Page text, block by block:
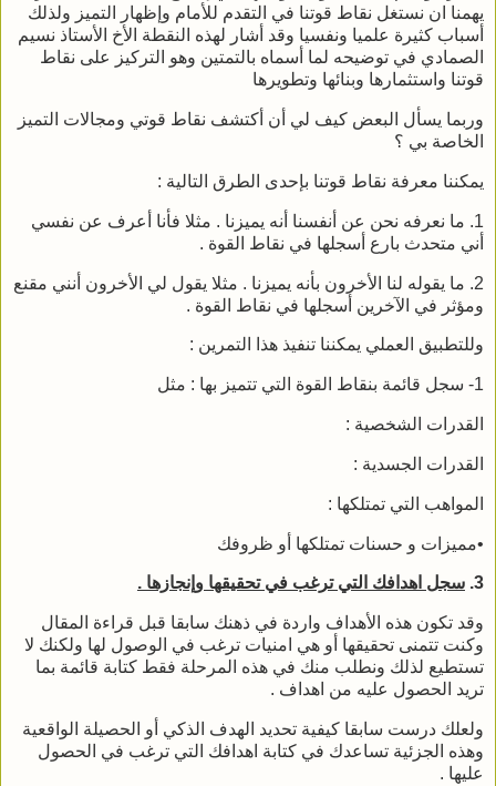
يهمنا ان نستغل نقاط قوتنا في التقدم للأمام وإظهار التميز ولذلك
أسباب كثيرة علميا ونفسيا وقد أشار لهذه النقطة الأخ الأستاذ نسيم
الصمادي في توضيحه لما أسماه بالتمتين وهو التركيز على نقاط
قوتنا واستثمارها وبنائها وتطويرها
وربما يسأل البعض كيف لي أن أكتشف نقاط قوتي ومجالات التميز
الخاصة بي ؟
يمكننا معرفة نقاط قوتنا بإحدى الطرق التالية :
1. ما نعرفه نحن عن أنفسنا أنه يميزنا . مثلا فأنا أعرف عن نفسي
أني متحدث بارع أسجلها في نقاط القوة .
2. ما يقوله لنا الأخرون بأنه يميزنا . مثلا يقول لي الأخرون أنني مقنع
ومؤثر في الآخرين أسجلها في نقاط القوة .
وللتطبيق العملي يمكننا تنفيذ هذا التمرين :
1- سجل قائمة بنقاط القوة التي تتميز بها : مثل
القدرات الشخصية :
القدرات الجسدية :
المواهب التي تمتلكها :
•مميزات و حسنات تمتلكها أو ظروفك
3. سجل اهدافك التي ترغب في تحقيقها وإنجازها .
وقد تكون هذه الأهداف واردة في ذهنك سابقا قبل قراءة المقال
وكنت تتمنى تحقيقها أو هي امنيات ترغب في الوصول لها ولكنك لا
تستطيع لذلك ونطلب منك في هذه المرحلة فقط كتابة قائمة بما
تريد الحصول عليه من اهداف .
ولعلك درست سابقا كيفية تحديد الهدف الذكي أو الحصيلة الواقعية
وهذه الجزئية تساعدك في كتابة اهدافك التي ترغب في الحصول
عليها .